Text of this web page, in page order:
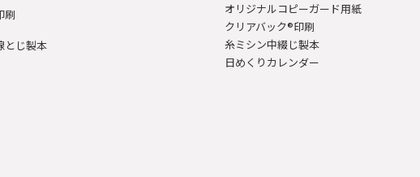
刷
とじ製本
オリジナルコピーガード用紙
クリアバック®印刷
糸ミシン中綴じ製本
日めくりカレンダー